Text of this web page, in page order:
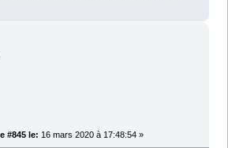
#845 le: 16 mars 2020 à 17:48:54 »